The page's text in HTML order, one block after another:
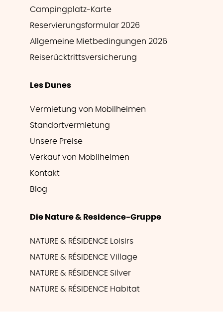
Campingplatz-Karte
Reservierungsformular 2026
Allgemeine Mietbedingungen 2026
Reiserücktrittsversicherung
Les Dunes
Vermietung von Mobilheimen
Standortvermietung
Unsere Preise
Verkauf von Mobilheimen
Kontakt
Blog
Die Nature & Residence-Gruppe
NATURE & RÉSIDENCE Loisirs
NATURE & RÉSIDENCE Village
NATURE & RÉSIDENCE Silver
NATURE & RÉSIDENCE Habitat